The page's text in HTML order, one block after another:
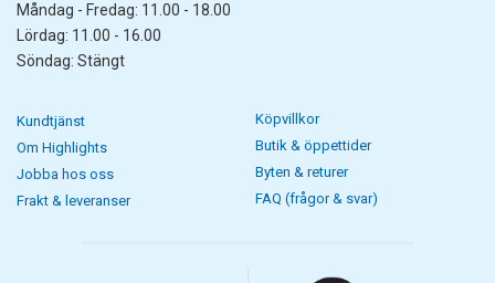
Måndag - Fredag: 11.00 - 18.00
Lördag: 11.00 - 16.00
Söndag: Stängt
Kundtjänst
Om Highlights
Jobba hos oss
Frakt & leveranser
Köpvillkor
Butik & öppettider
Byten & returer
FAQ (frågor & svar)